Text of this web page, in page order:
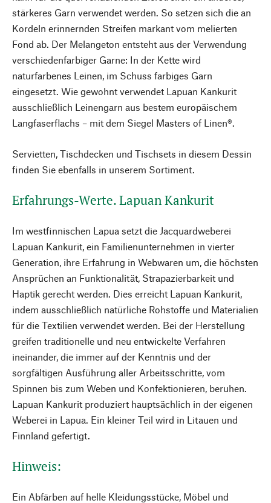
stärkeres Garn verwendet werden. So setzen sich die an
Kordeln erinnernden Streifen markant vom melierten
Fond ab. Der Melangeton entsteht aus der Verwendung
verschiedenfarbiger Garne: In der Kette wird
naturfarbenes Leinen, im Schuss farbiges Garn
eingesetzt. Wie gewohnt verwendet Lapuan Kankurit
ausschließlich Leinengarn aus bestem europäischem
Langfaserflachs – mit dem Siegel Masters of Linen®.
Servietten, Tischdecken und Tischsets in diesem Dessin
finden Sie ebenfalls in unserem Sortiment.
Erfahrungs-Werte. Lapuan Kankurit
Im westfinnischen Lapua setzt die Jacquardweberei
Lapuan Kankurit, ein Familienunternehmen in vierter
Generation, ihre Erfahrung in Webwaren um, die höchsten
Ansprüchen an Funktionalität, Strapazierbarkeit und
Haptik gerecht werden. Dies erreicht Lapuan Kankurit,
indem ausschließlich natürliche Rohstoffe und Materialien
für die Textilien verwendet werden. Bei der Herstellung
greifen traditionelle und neu entwickelte Verfahren
ineinander, die immer auf der Kenntnis und der
sorgfältigen Ausführung aller Arbeitsschritte, vom
Spinnen bis zum Weben und Konfektionieren, beruhen.
Lapuan Kankurit produziert hauptsächlich in der eigenen
Weberei in Lapua. Ein kleiner Teil wird in Litauen und
Finnland gefertigt.
Hinweis:
Ein Abfärben auf helle Kleidungsstücke, Möbel und